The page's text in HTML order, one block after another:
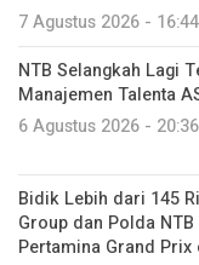
7 Agustus 2026 -
NTB Selangkah Lagi
Manajemen Talenta
6 Agustus 2026 -
Bidik Lebih dari 145
Group dan Polda
Pertamina Grand